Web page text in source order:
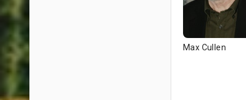
Max Cullen